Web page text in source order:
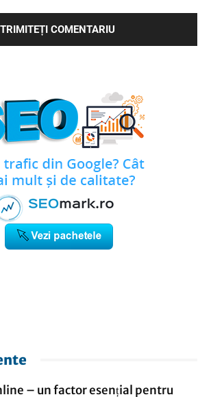
– un factor esențial pentru